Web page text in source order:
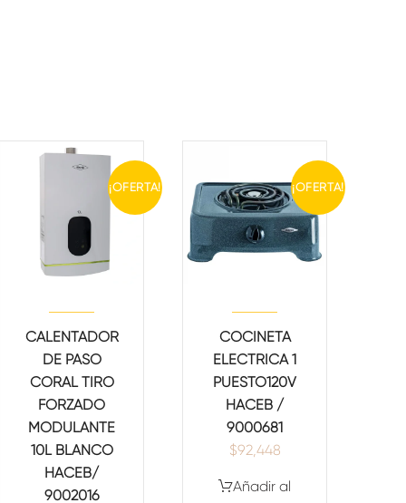
¡OFERTA!
CALENTADOR
DE PASO
CORAL TIRO
FORZADO
MODULANTE
10L BLANCO
HACEB/
9002016
¡OFERTA!
COCINETA
ELECTRICA 1
PUESTO120V
HACEB /
9000681
$92,448
Añadir al